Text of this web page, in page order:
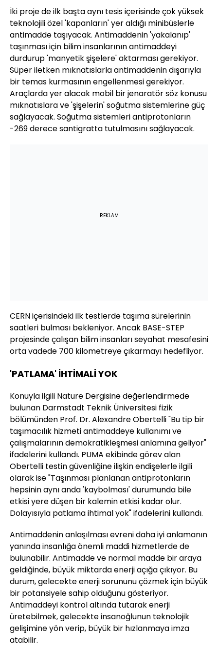
İki proje de ilk başta aynı tesis içerisinde çok yüksek
teknolojili özel 'kapanların' yer aldığı minibüslerle
antimadde taşıyacak. Antimaddenin 'yakalanıp'
taşınması için bilim insanlarının antimaddeyi
durdurup 'manyetik şişelere' aktarması gerekiyor.
Süper iletken mıknatıslarla antimaddenin dışarıyla
bir temas kurmasının engellenmesi gerekiyor.
Araçlarda yer alacak mobil bir jenaratör söz konusu
mıknatıslara ve 'şişelerin' soğutma sistemlerine güç
sağlayacak. Soğutma sistemleri antiprotonların
-269 derece santigratta tutulmasını sağlayacak.
REKLAM
CERN içerisindeki ilk testlerde taşıma sürelerinin
saatleri bulması bekleniyor. Ancak BASE-STEP
projesinde çalışan bilim insanları seyahat mesafesini
orta vadede 700 kilometreye çıkarmayı hedefliyor.
'PATLAMA' İHTİMALİ YOK
Konuyla ilgili Nature Dergisine değerlendirmede
bulunan Darmstadt Teknik Üniversitesi fizik
bölümünden Prof. Dr. Alexandre Obertelli "Bu tip bir
taşımacılık hizmeti antimaddeye kullanımı ve
çalışmalarının demokratikleşmesi anlamına geliyor"
ifadelerini kullandı. PUMA ekibinde görev alan
Obertelli testin güvenliğine ilişkin endişelerle ilgili
olarak ise "Taşınması planlanan antiprotonların
hepsinin aynı anda 'kaybolması' durumunda bile
etkisi yere düşen bir kalemin etkisi kadar olur.
Dolayısıyla patlama ihtimal yok" ifadelerini kullandı.
Antimaddenin anlaşılması evreni daha iyi anlamanın
yanında insanlığa önemli maddi hizmetlerde de
bulunabilir. Antimadde ve normal madde bir araya
geldiğinde, büyük miktarda enerji açığa çıkıyor. Bu
durum, gelecekte enerji sorununu çözmek için büyük
bir potansiyele sahip olduğunu gösteriyor.
Antimaddeyi kontrol altında tutarak enerji
üretebilmek, gelecekte insanoğlunun teknolojik
gelişimine yön verip, büyük bir hızlanmaya imza
atabilir.